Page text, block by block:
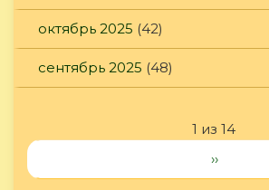
октябрь 2025 (42)
сентябрь 2025 (48)
1 из 14
››